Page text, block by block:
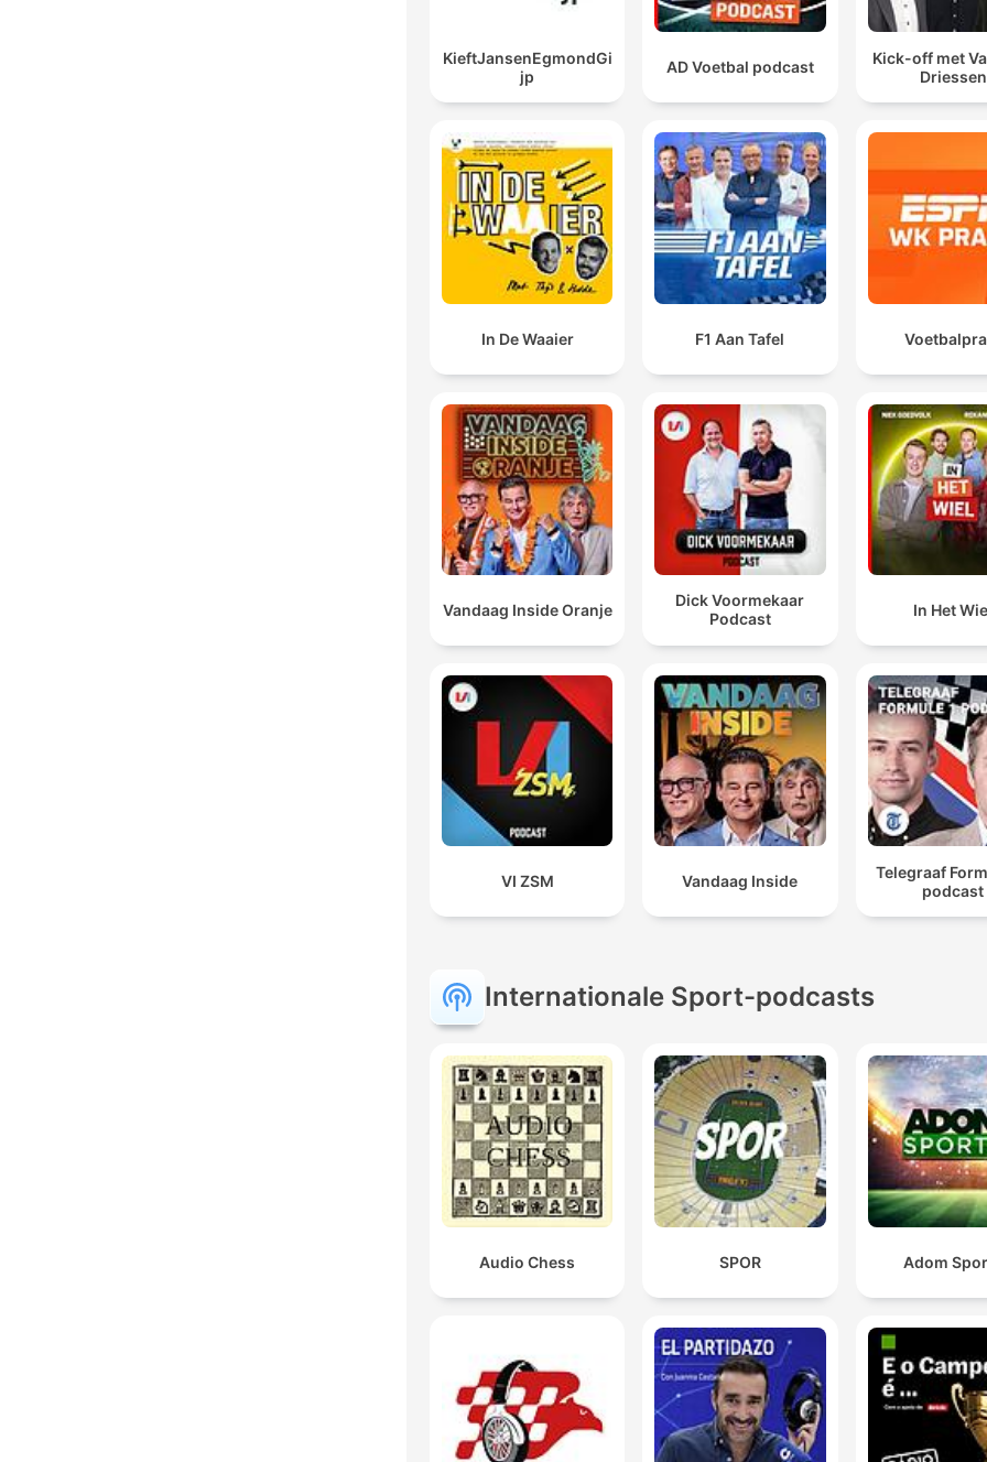
KieftJansenEgmondGi
jp
AD Voetbal podcast
Kick-off met
Driessen
In De Waaier F1 Aan Tafel
Vandaag Inside Oranje
Dick Voormekaar
Podcast
In Het
VI ZSM Vandaag Inside
Telegraaf
podcast
Internationale Sport-podcasts
Audio Chess SPOR Adom